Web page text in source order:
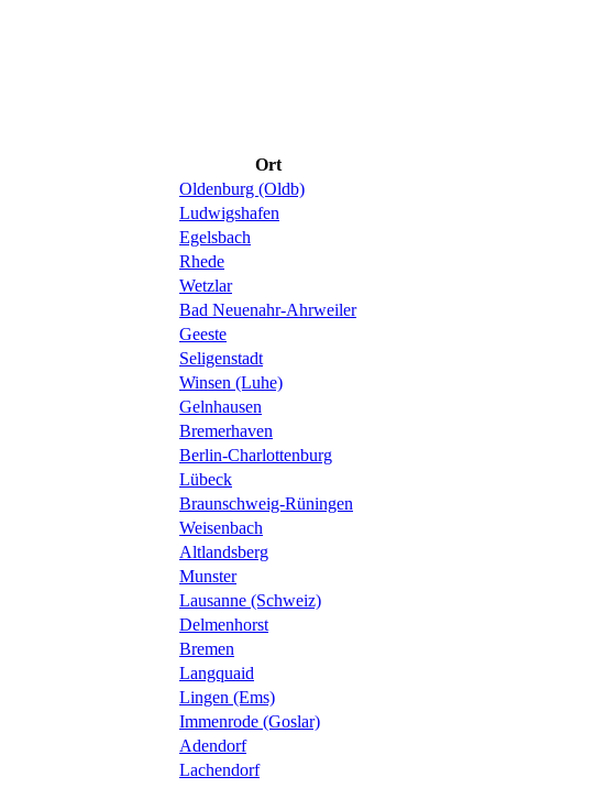
Ort
Oldenburg (Oldb)
Ludwigshafen
Egelsbach
Rhede
Wetzlar
Bad Neuenahr-Ahrweiler
Geeste
Seligenstadt
Winsen (Luhe)
Gelnhausen
Bremerhaven
Berlin-Charlottenburg
Lübeck
Braunschweig-Rüningen
Weisenbach
Altlandsberg
Munster
Lausanne (Schweiz)
Delmenhorst
Bremen
Langquaid
Lingen (Ems)
Immenrode (Goslar)
Adendorf
Lachendorf